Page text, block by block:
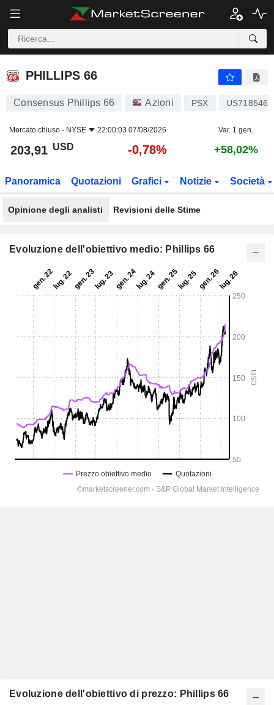
PHILLIPS 66
PHILLIPS 66
Consensus Phillips 66 Azioni PSX
Mercato chiuso - NYSE 22:00:03 07/08/2026 Var. 1 gen.
203,91 USD -0,78% +58,02%
Panoramica Quotazioni Grafici Notizie Società
Opinione degli analisti Revisioni delle Stime
Evoluzione dell'obiettivo medio: Phillips 66
Evoluzione dell'obiettivo di prezzo: Phillips 66